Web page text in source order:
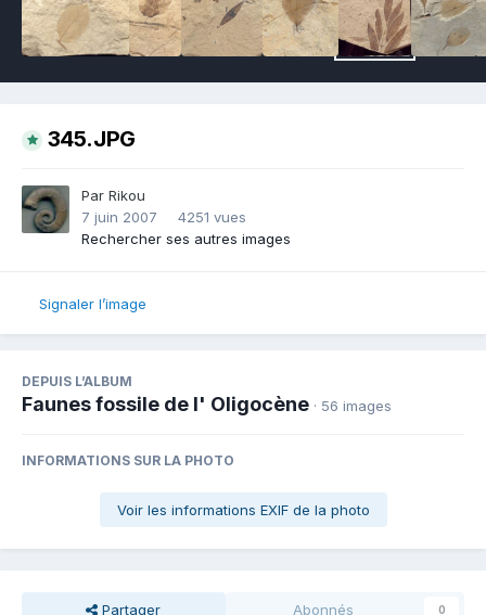
345.JPG
Par Rikou
7 juin 2007
4251 vues
Rechercher ses autres images
Signaler l’image
DEPUIS L’ALBUM
Faunes fossile de l' Oligocène · 56 images
INFORMATIONS SUR LA PHOTO
Voir les informations EXIF de la photo
Partager Abonnés 0